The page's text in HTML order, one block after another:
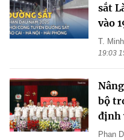
sắt
vào
T. Minh
19:03
bộ
định
Phan